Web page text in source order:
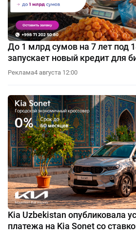
До 1 млрд сумов на 7 лет под
запускает новый кредит для
Реклама4 августа 12:00
Kia Uzbekistan опубликовала
платежа на Kia Sonet со